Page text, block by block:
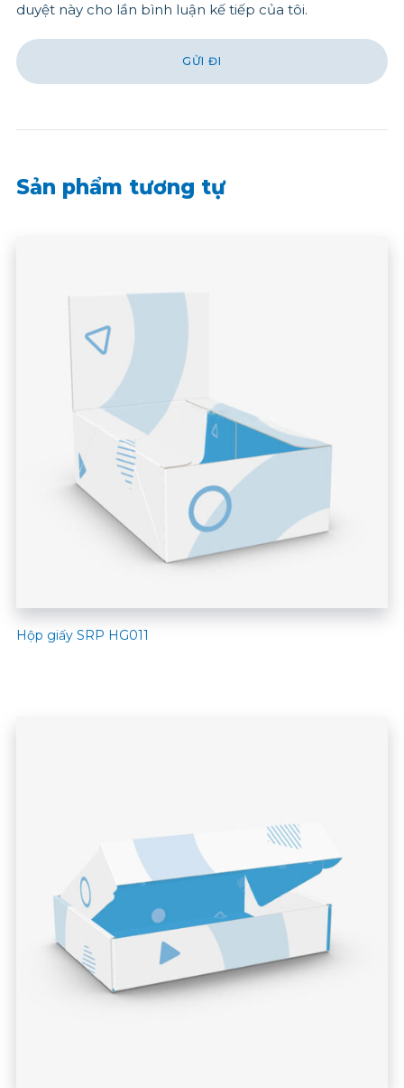
duyệt này cho lần bình luận kế tiếp của tôi.
Sản phẩm tương tự
Hộp giấy SRP HG011